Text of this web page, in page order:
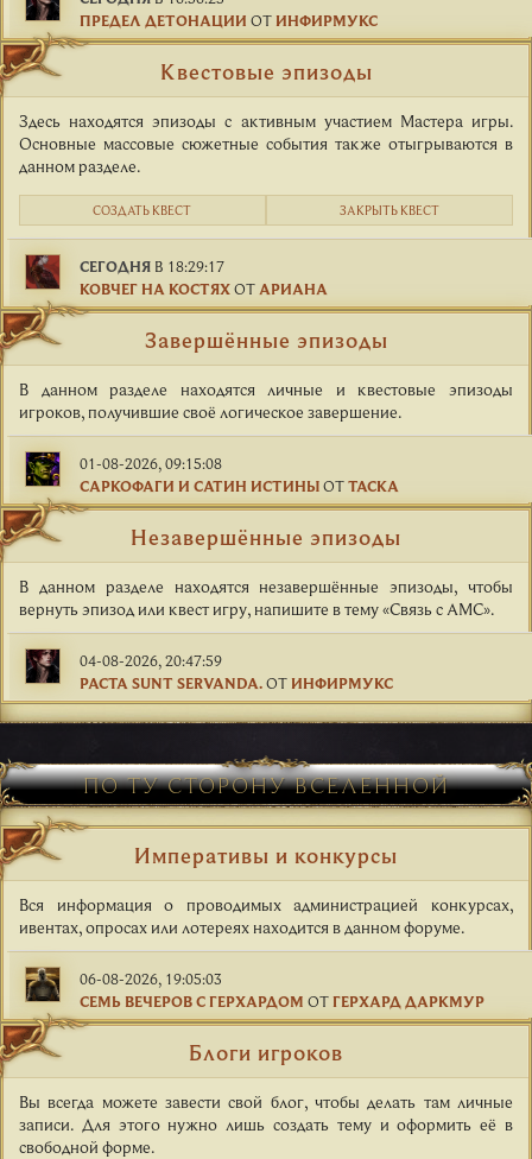
ПРЕДЕЛ ДЕТОНАЦИИ ОТИНФИРМУКС
Квестовые эпизоды
Здесь находятся эпизоды с активным участием Мастера игры.
Основные массовые сюжетные события также отыгрываются в
данном разделе.
СОЗДАТЬ КВЕСТ ЗАКРЫТЬ КВЕСТ
СЕГОДНЯ В 18:29:17
КОВЧЕГ НА КОСТЯХОТ АРИАНА
Завершённые эпизоды
В данном разделе находятся личные и квестовые эпизоды
игроков, получившие своё логическое завершение.
01-08-2026, 09:15:08
САРКОФАГИ И САТИН ИСТИНЫОТТАСКА
Незавершённые эпизоды
В данном разделе находятся незавершённые эпизоды, чтобы
вернуть эпизод или квест игру, напишите в тему «Связь с АМС».
04-08-2026, 20:47:59
PACTA SUNT SERVANDA.ОТИНФИРМУКС
ПО ТУ СТОРОНУ ВСЕЛЕННОЙ
Императивы и конкурсы
Вся информация о проводимых администрацией конкурсах,
ивентах, опросах или лотереях находится в данном форуме.
06-08-2026, 19:05:03
СЕМЬ ВЕЧЕРОВ С ГЕРХАРДОМ ОТГЕРХАРД ДАРКМУР
Блоги игроков
Вы всегда можете завести свой блог, чтобы делать там личные
записи. Для этого нужно лишь создать тему и оформить её в
свободной форме.